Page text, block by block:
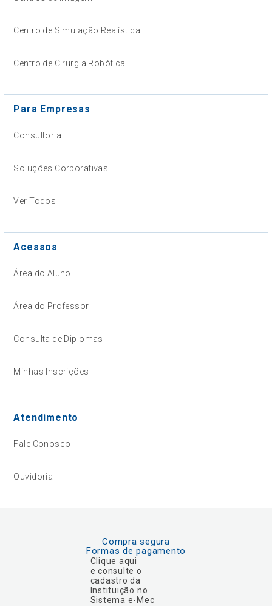
Centro de Simulação Realística
Centro de Cirurgia Robótica
Para Empresas
Consultoria
Soluções Corporativas
Ver Todos
Acessos
Área do Aluno
Área do Professor
Consulta de Diplomas
Minhas Inscrições
Atendimento
Fale Conosco
Ouvidoria
Compra segura
Formas de pagamento
Clique aqui
e consulte o
cadastro da
Instituição no
Sistema e-Mec